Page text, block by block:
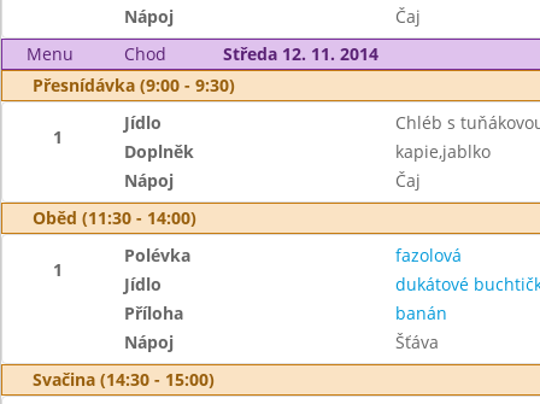
Nápoj
Čaj
Menu
Chod
Středa 12. 11. 2014
Přesnídávka (9:00 - 9:30)
1
Jídlo
Chléb s
Doplněk
kapie,jablko
Nápoj
Čaj
Oběd (11:30 - 14:00)
1
Polévka
fazolová
Jídlo
dukátové
Příloha
banán
Nápoj
Šťáva
Svačina (14:30 - 15:00)